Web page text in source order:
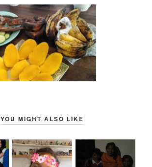
YOU MIGHT ALSO LIKE